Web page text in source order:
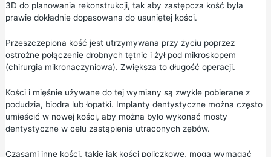
3D do planowania rekonstrukcji, tak aby zastępcza kość była
prawie dokładnie dopasowana do usuniętej kości.
Przeszczepiona kość jest utrzymywana przy życiu poprzez
ostrożne połączenie drobnych tętnic i żył pod mikroskopem
(chirurgia mikronaczyniowa). Zwiększa to długość operacji.
Kości i mięśnie używane do tej wymiany są zwykle pobierane z
podudzia, biodra lub łopatki. Implanty dentystyczne można często
umieścić w nowej kości, aby można było wykonać mosty
dentystyczne w celu zastąpienia utraconych zębów.
Czasami inne kości, takie jak kości policzkowe, mogą wymagać